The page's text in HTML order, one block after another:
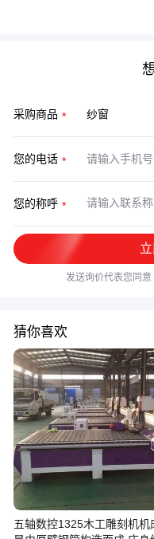
采购商品
您的电话
您的称呼
发送询价代表您同意
猜你喜欢
五轴数控1325木工雕刻机机